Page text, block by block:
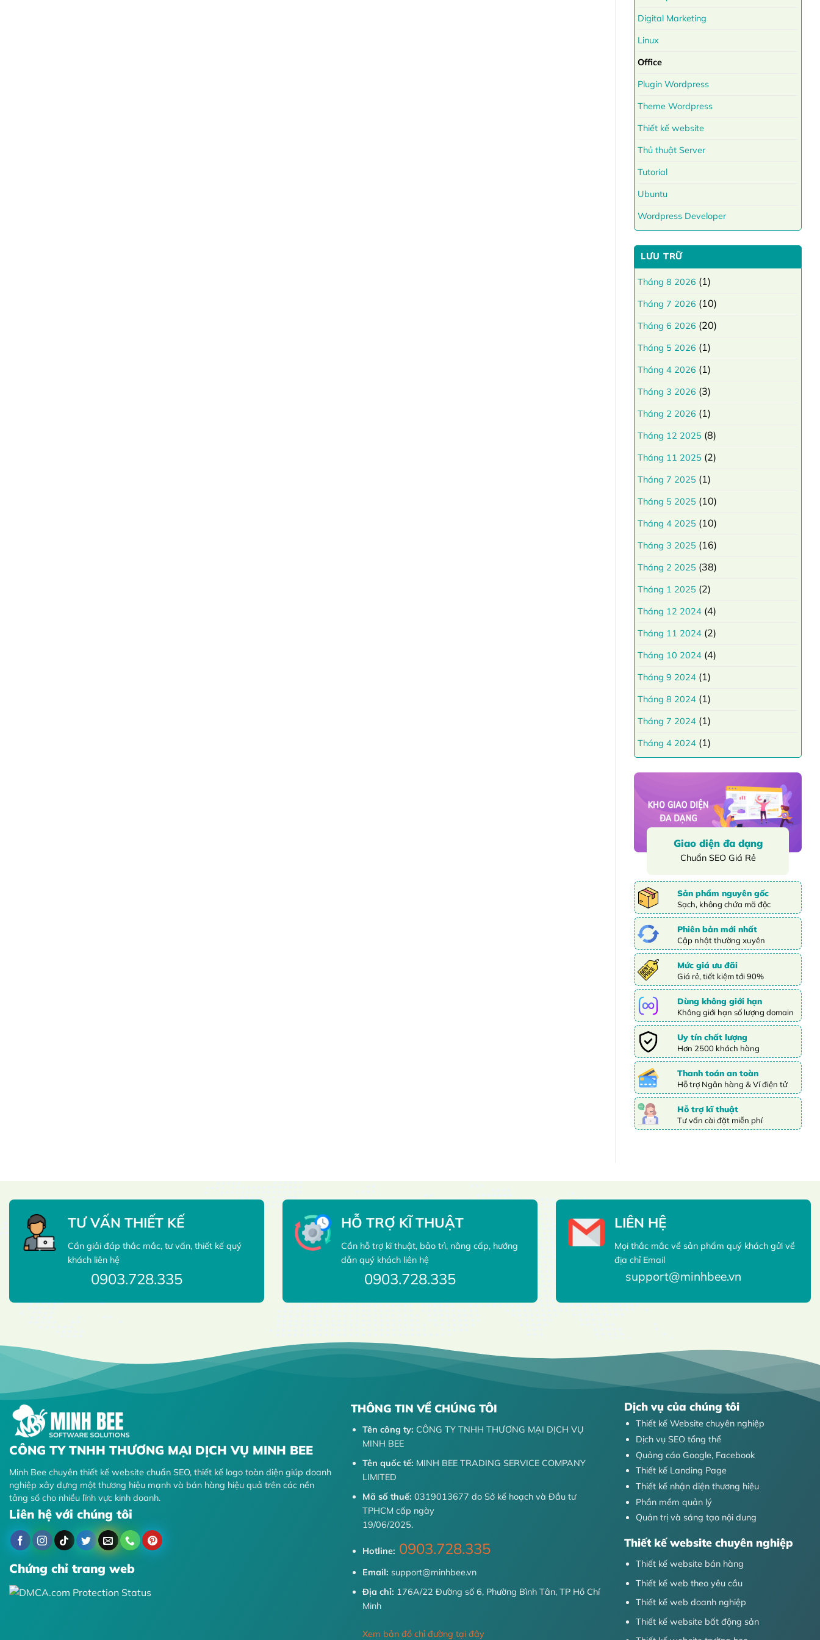
Digital Marketing
Linux
Office
Plugin Wordpress
Theme Wordpress
Thiết kế website
Thủ thuật Server
Tutorial
Ubuntu
Wordpress Developer
LƯU TRỮ
Tháng 8 2026 (1)
Tháng 7 2026 (10)
Tháng 6 2026 (20)
Tháng 5 2026 (1)
Tháng 4 2026 (1)
Tháng 3 2026 (3)
Tháng 2 2026 (1)
Tháng 12 2025 (8)
Tháng 11 2025 (2)
Tháng 7 2025 (1)
Tháng 5 2025 (10)
Tháng 4 2025 (10)
Tháng 3 2025 (16)
Tháng 2 2025 (38)
Tháng 1 2025 (2)
Tháng 12 2024 (4)
Tháng 11 2024 (2)
Tháng 10 2024 (4)
Tháng 9 2024 (1)
Tháng 8 2024 (1)
Tháng 7 2024 (1)
Tháng 4 2024 (1)
Giao diện đa dạng
Chuẩn SEO Giá Rẻ
Sản phẩm nguyên gốc
Sạch, không chứa mã độc
Phiên bản mới nhất
Cập nhật thường xuyên
Mức giá ưu đãi
Giá rẻ, tiết kiệm tới 90%
Dùng không giới hạn
Không giới hạn số lượng domain
Uy tín chất lượng
Hơn 2500 khách hàng
Thanh toán an toàn
Hỗ trợ Ngân hàng & Ví điện tử
Hỗ trợ kĩ thuật
Tư vấn cài đặt miễn phí
TƯ VẤN THIẾT KẾ
Cần giải đáp thắc mắc, tư vấn, thiết kế quý
khách liên hệ
0903.728.335
HỖ TRỢ KĨ THUẬT
Cần hỗ trợ kĩ thuật, bảo trì, nâng cấp, hướng
dẫn quý khách liên hệ
0903.728.335
LIÊN HỆ
Mọi thắc mắc về sản phẩm quý khách gửi về
địa chỉ Email
support@minhbee.vn
CÔNG TY TNHH THƯƠNG MẠI DỊCH VỤ MINH BEE
Minh Bee chuyên thiết kế website chuẩn SEO, thiết kế logo toàn diện giúp doanh
nghiệp xây dựng một thương hiệu mạnh và bán hàng hiệu quả trên các nền
tảng số cho nhiều lĩnh vực kinh doanh.
Liên hệ với chúng tôi
Chứng chỉ trang web
THÔNG TIN VỀ CHÚNG TÔI
Tên công ty: CÔNG TY TNHH THƯƠNG MẠI DỊCH VỤ
MINH BEE
Tên quốc tế: MINH BEE TRADING SERVICE COMPANY
LIMITED
Mã số thuế: 0319013677 do Sở kế hoạch và Đầu tư
TPHCM cấp ngày
19/06/2025.
Hotline: 0903.728.335
Email: support@minhbee.vn
Địa chỉ: 176A/22 Đường số 6, Phường Bình Tân, TP Hồ Chí
Minh
Xem bản đồ chỉ đường tại đây
Dịch vụ của chúng tôi
Thiết kế Website chuyên nghiệp
Dịch vụ SEO tổng thể
Quảng cáo Google, Facebook
Thiết kế Landing Page
Thiết kế nhận diện thương hiệu
Phần mềm quản lý
Quản trị và sáng tạo nội dung
Thiết kế website chuyên nghiệp
Thiết kế website bán hàng
Thiết kế web theo yêu cầu
Thiết kế web doanh nghiệp
Thiết kế website bất động sản